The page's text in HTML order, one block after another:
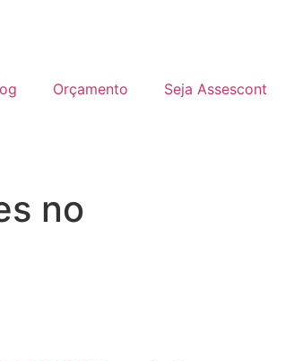
Orçamento Seja Assescont
no